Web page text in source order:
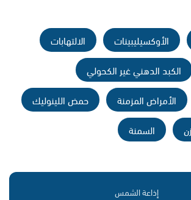
الأوكسيليبينات
الالتهابات
الكبد الدهني غير الكحولي
الأمراض المزمنة
حمض اللينوليك
السمنة
إذاعة الشمس